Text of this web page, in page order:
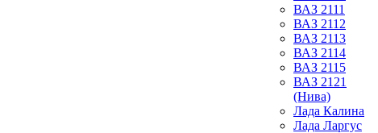
ВАЗ 2111
ВАЗ 2112
ВАЗ 2113
ВАЗ 2114
ВАЗ 2115
ВАЗ 2121
(Нива)
Лада Калина
Лада Ларгус